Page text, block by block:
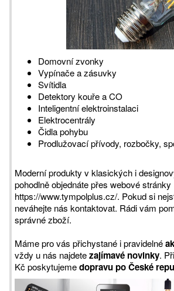
Domovní zvonky
Vypínače a zásuvky
Svítidla
Detektory kouře a CO
Inteligentní elektroinstalaci
Elektrocentrály
Čidla pohybu
Prodlužovací přívody, rozbočky,
Moderní produkty v klasických i
pohodlně objednáte přes webové stránky
https://www.tympolplus.cz/. Pokud si
neváhejte nás kontaktovat. Rádi vám
správné zboží.
Máme pro vás přichystané i pravidelné
vždy u nás najdetezajímavé novinky.
Kč poskytujemedopravu po České